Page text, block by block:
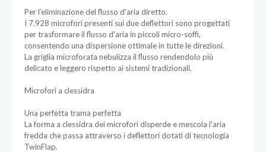
Per l’eliminazione del flusso d’aria diretto.
I 7.928 microfori presenti sui due deflettori sono progettati
per trasformare il flusso d'aria in piccoli micro-soffi,
consentendo una dispersione ottimale in tutte le direzioni.
La griglia microforata nebulizza il flusso rendendolo più
delicato e leggero rispetto ai sistemi tradizionali.
Microfori a clessidra
Una perfetta trama perfetta
La forma a clessidra dei microfori disperde e mescola l'aria
fredda che passa attraverso i deflettori dotati di tecnologia
TwinFlap.